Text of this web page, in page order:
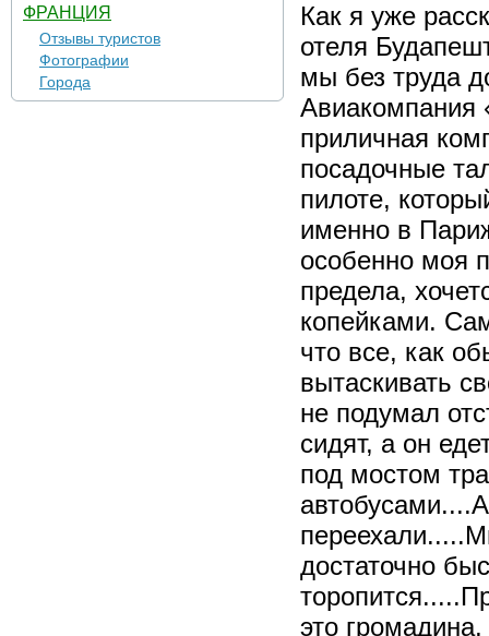
ФРАНЦИЯ
Отзывы туристов
Фотографии
Города
Как я уже
отеля
мы без труда
Авиакомпания
приличная
посадочные
пилоте,
именно в
особенно моя
предела,
копейками.
что все, как
вытаскивать
не подумал
сидят, а он
под мостом
достаточно
это